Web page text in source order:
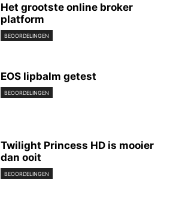
Het grootste online broker
platform
BEOORDELINGEN
EOS lipbalm getest
BEOORDELINGEN
Twilight Princess HD is mooier
dan ooit
BEOORDELINGEN